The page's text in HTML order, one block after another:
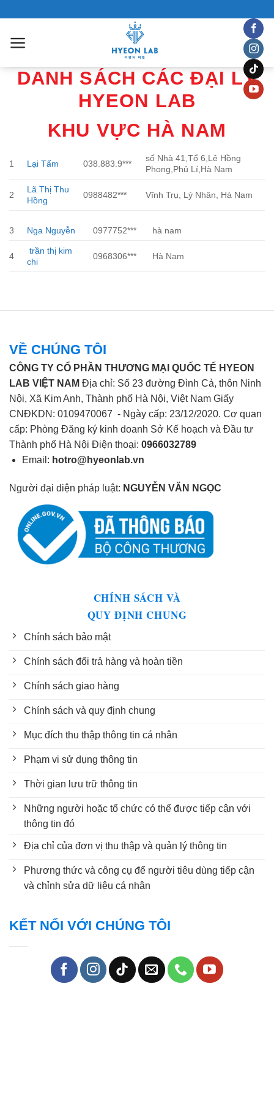
nội
DANH SÁCH CÁC ĐẠI LÝ
HYEON LAB
KHU VỰC HÀ NAM
1 Lại Tấm 038.883.9***
số Nhà 41,Tổ 6,Lê Hồng
Phong,Phủ Lí,Hà Nam
2
Lã Thị Thu
Hồng
0988482*** Vĩnh Trụ, Lý Nhân, Hà Nam
3 Nga Nguyễn 0977752*** hà nam
4
trần thị kim
chi
0968306*** Hà Nam
VỀ CHÚNG TÔI
CÔNG TY CỔ PHẦN THƯƠNG MẠI QUỐC TẾ HYEON
LAB VIỆT NAM Địa chỉ: Số 23 đường Đình Cả, thôn Ninh
Nội, Xã Kim Anh, Thành phố Hà Nội, Việt Nam Giấy
CNĐKDN: 0109470067 - Ngày cấp: 23/12/2020. Cơ quan
cấp: Phòng Đăng ký kinh doanh Sở Kế hoạch và Đầu tư
Thành phố Hà Nội Điện thoại: 0966032789
Email: hotro@hyeonlab.vn
Người đại diện pháp luật: NGUYỄN VĂN NGỌC
CHÍNH SÁCH VÀ
QUY ĐỊNH CHUNG
Chính sách bảo mật
Chính sách đổi trả hàng và hoàn tiền
Chính sách giao hàng
Chính sách và quy định chung
Mục đích thu thập thông tin cá nhân
Phạm vi sử dụng thông tin
Thời gian lưu trữ thông tin
Những người hoặc tổ chức có thể được tiếp cận với
thông tin đó
Địa chỉ của đơn vị thu thập và quản lý thông tin
Phương thức và công cụ để người tiêu dùng tiếp cận
và chỉnh sửa dữ liệu cá nhân
KẾT NỐI VỚI CHÚNG TÔI